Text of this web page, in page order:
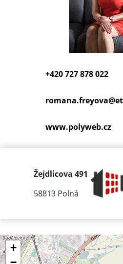
+420 727 878 022
romana.freyova@
www.polyweb.cz
Žejdlicova 491
58813 Polná
+